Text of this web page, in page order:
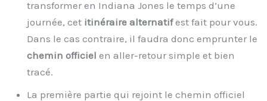
transformer en Indiana Jones le temps d’une
journée, cet itinéraire alternatifest fait pour vous.
Dans le cas contraire, il faudra donc emprunter le
chemin officiel en aller-retour simple et bien
tracé.
La première partie qui rejoint le chemin officiel